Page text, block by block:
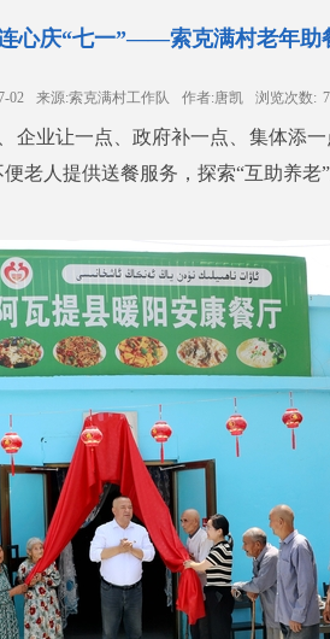
心庆“七一”——索克满村老年助
02 来源:​索克满村工作队 作者:唐凯 浏览次数:
业让一点、政府补一点、集体添
老人提供送餐服务，探索“互助养老”